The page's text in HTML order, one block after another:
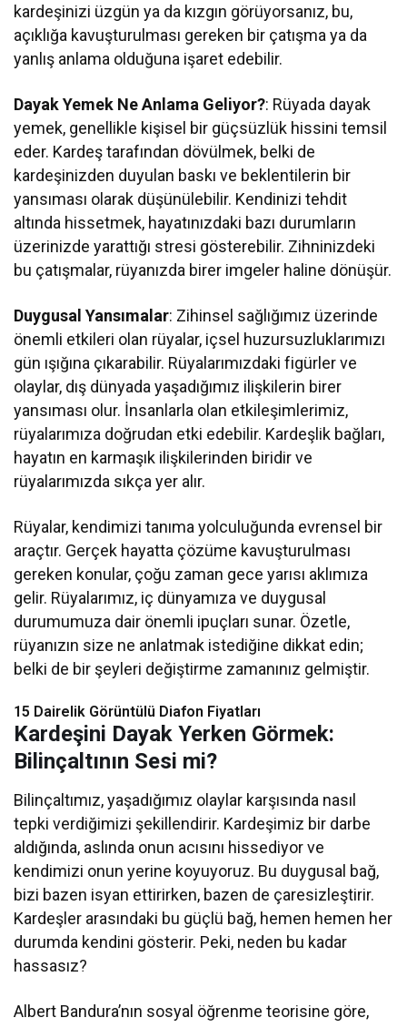
kardeşinizi üzgün ya da kızgın görüyorsanız, bu,
açıklığa kavuşturulması gereken bir çatışma ya da
yanlış anlama olduğuna işaret edebilir.
Dayak Yemek Ne Anlama Geliyor?: Rüyada dayak
yemek, genellikle kişisel bir güçsüzlük hissini temsil
eder. Kardeş tarafından dövülmek, belki de
kardeşinizden duyulan baskı ve beklentilerin bir
yansıması olarak düşünülebilir. Kendinizi tehdit
altında hissetmek, hayatınızdaki bazı durumların
üzerinizde yarattığı stresi gösterebilir. Zihninizdeki
bu çatışmalar, rüyanızda birer imgeler haline dönüşür.
Duygusal Yansımalar: Zihinsel sağlığımız üzerinde
önemli etkileri olan rüyalar, içsel huzursuzluklarımızı
gün ışığına çıkarabilir. Rüyalarımızdaki figürler ve
olaylar, dış dünyada yaşadığımız ilişkilerin birer
yansıması olur. İnsanlarla olan etkileşimlerimiz,
rüyalarımıza doğrudan etki edebilir. Kardeşlik bağları,
hayatın en karmaşık ilişkilerinden biridir ve
rüyalarımızda sıkça yer alır.
Rüyalar, kendimizi tanıma yolculuğunda evrensel bir
araçtır. Gerçek hayatta çözüme kavuşturulması
gereken konular, çoğu zaman gece yarısı aklımıza
gelir. Rüyalarımız, iç dünyamıza ve duygusal
durumumuza dair önemli ipuçları sunar. Özetle,
rüyanızın size ne anlatmak istediğine dikkat edin;
belki de bir şeyleri değiştirme zamanınız gelmiştir.
15 Dairelik Görüntülü Diafon Fiyatları
Kardeşini Dayak Yerken Görmek:
Bilinçaltının Sesi mi?
Bilinçaltımız, yaşadığımız olaylar karşısında nasıl
tepki verdiğimizi şekillendirir. Kardeşimiz bir darbe
aldığında, aslında onun acısını hissediyor ve
kendimizi onun yerine koyuyoruz. Bu duygusal bağ,
bizi bazen isyan ettirirken, bazen de çaresizleştirir.
Kardeşler arasındaki bu güçlü bağ, hemen hemen her
durumda kendini gösterir. Peki, neden bu kadar
hassasız?
Albert Bandura’nın sosyal öğrenme teorisine göre,